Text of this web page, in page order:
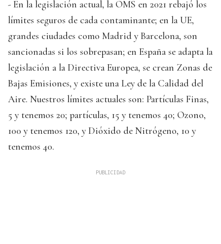
- En la legislación actual, la OMS en 2021 rebajó los
límites seguros de cada contaminante; en la UE,
grandes ciudades como Madrid y Barcelona, son
sancionadas si los sobrepasan; en España se adapta la
legislación a la Directiva Europea, se crean Zonas de
Bajas Emisiones, y existe una Ley de la Calidad del
Aire. Nuestros límites actuales son: Partículas Finas,
5 y tenemos 20; partículas, 15 y tenemos 40; Ozono,
100 y tenemos 120, y Dióxido de Nitrógeno, 10 y
tenemos 40.